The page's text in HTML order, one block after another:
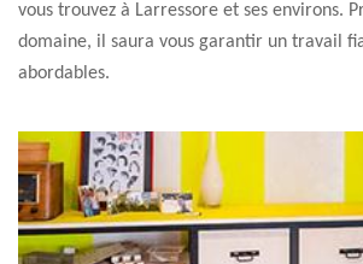
vous trouvez à Larressore et ses environs.
domaine, il saura vous garantir un travail
abordables.